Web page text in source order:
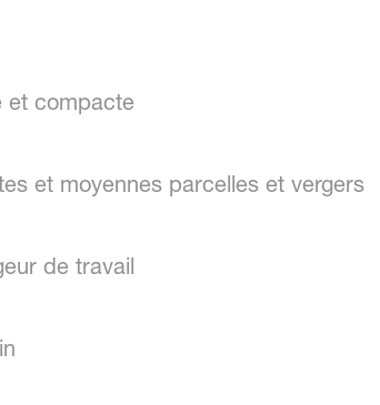
et compacte
et moyennes parcelles et vergers
de travail